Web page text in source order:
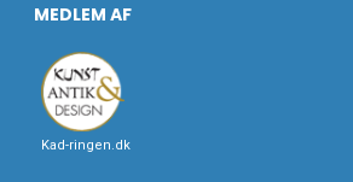
MEDLEM AF
Kad-ringen.dk